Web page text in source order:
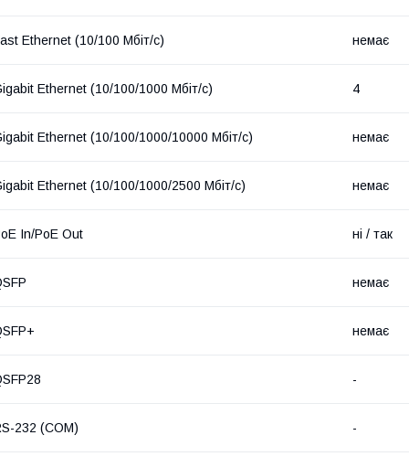
Ethernet (10/100 Мбіт/с) немає
Ethernet (10/100/1000 Мбіт/с) 4
Ethernet (10/100/1000/10000 Мбіт/с) немає
Ethernet (10/100/1000/2500 Мбіт/с) немає
In/PoE Out ні / так
немає
немає
-
232 (COM) -